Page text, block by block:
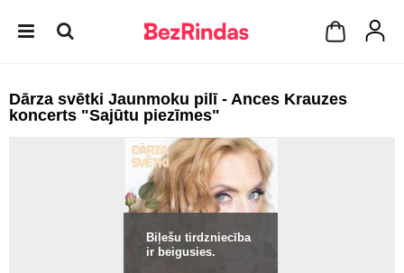
Dārza svētki Jaunmoku pilī - Ances Krauzes
koncerts "Sajūtu piezīmes"
Biļešu tirdzniecība
ir beigusies.